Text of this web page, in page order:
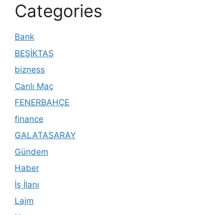
Categories
Bank
BEŞİKTAŞ
bizness
Canlı Maç
FENERBAHÇE
finance
GALATASARAY
Gündem
Haber
İş İlanı
Lajm